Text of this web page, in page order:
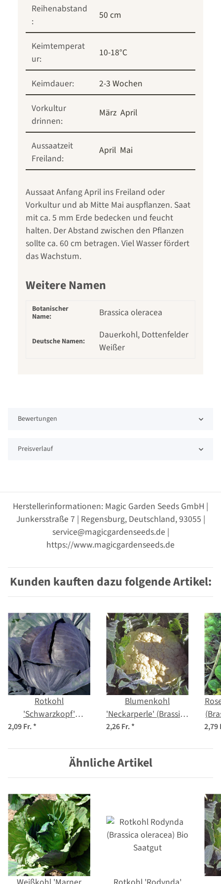
Reihenabstand
:
50 cm
Keimtemperat
ur:
10-18°C
Keimdauer:
2-3 Wochen
Vorkultur
drinnen:
März April
Aussaatzeit
Freiland:
April Mai
Aussaat Anfang April ins Freiland oder
Vorkultur und ab Mitte Mai auspflanzen. Saat
mit ca. 5 mm Erde bedecken und feucht
halten. Der Abstand zwischen den Pflanzen
sollte ca. 60 cm betragen. Viel Wasser fördert
das Wachstum.
Weitere Namen
Botanischer
Name:
Brassica oleracea
Deutsche Namen:
Dauerkohl, Dottenfelder
Weißer
Bewertungen
Preisverlauf
Herstellerinformationen: Magic Garden Seeds GmbH |
Junkersstraße 7 | Regensburg, Deutschland, 93055 |
service@magicgardenseeds.de |
https://www.magicgardenseeds.de
Kunden kauften dazu folgende Artikel:
Rotkohl
'Schwarzkopf'
(Brassica oleracea var.
Samen
2,09 Fr.*
Blumenkohl
'Neckarperle' (Brassica
oleracea var. botrytis)
2,26 Fr.* 2,79
Ähnliche Artikel